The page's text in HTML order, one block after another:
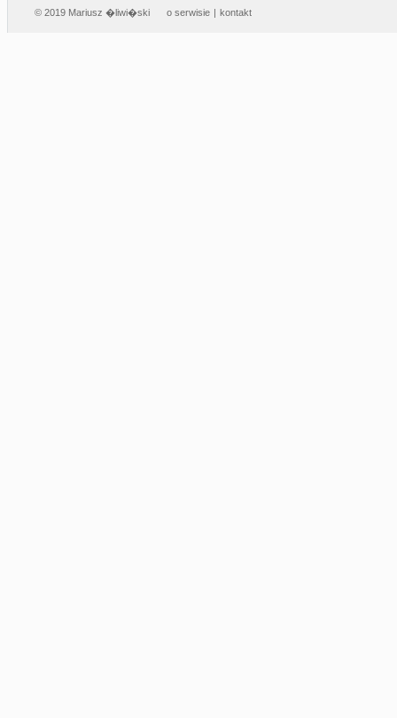
© 2019 Mariusz �liwi�ski o serwisie | kontakt